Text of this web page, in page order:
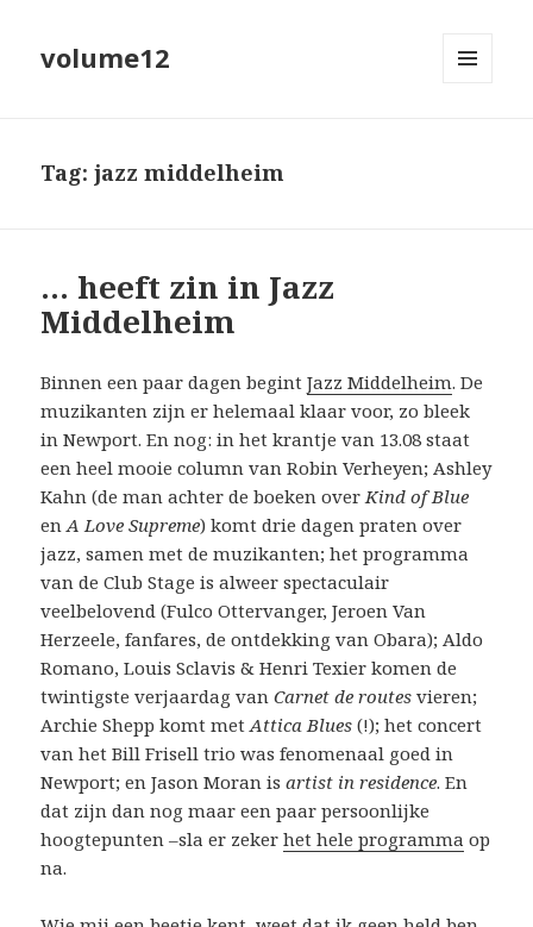
volume12
Tag:jazz middelheim
… heeft zin in Jazz
Middelheim
Binnen een paar dagen begintJazz Middelheim. De
muzikanten zijn er helemaal klaar voor, zo bleek
in Newport. En nog: in het krantje van 13.08 staat
een heel mooie column van Robin Verheyen; Ashley
Kahn (de man achter de boeken overKind of Blue
enA Love Supreme) komt drie dagen praten over
jazz, samen met de muzikanten; het programma
van de Club Stage is alweer spectaculair
veelbelovend (Fulco Ottervanger, Jeroen Van
Herzeele, fanfares, de ontdekking van Obara); Aldo
Romano, Louis Sclavis & Henri Texier komen de
twintigste verjaardag vanCarnet de routes vieren;
Archie Shepp komt metAttica Blues (!); het concert
van het Bill Frisell trio was fenomenaal goed in
Newport; en Jason Moran isartist in residence. En
dat zijn dan nog maar een paar persoonlijke
hoogtepunten –sla er zekerhet hele programma op
na.